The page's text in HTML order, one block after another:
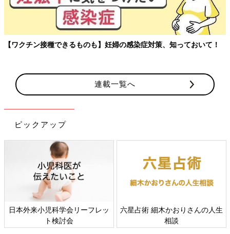
【ワクチン接種できるものも】妊婦の感染症対策、知っておいて！
連載一覧へ
ピックアップ
日本外来小児科学会リーフレッ
ト検討会
六星占術 細木かおりさんの人生
相談